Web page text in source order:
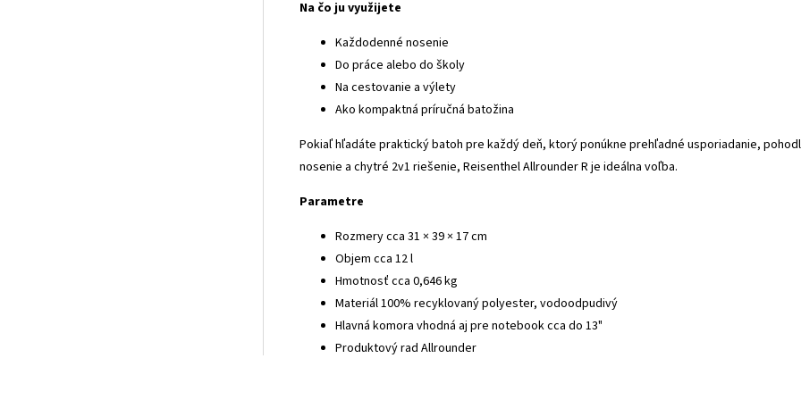
Na čo ju využijete
Každodenné nosenie
Do práce alebo do školy
Na cestovanie a výlety
Ako kompaktná príručná batožina
Pokiaľ hľadáte praktický batoh pre každý deň, ktorý ponúkne prehľadné usporiadanie,
nosenie a chytré 2v1 riešenie, Reisenthel Allrounder R je ideálna voľba.
Parametre
Rozmery cca 31 × 39 × 17 cm
Objem cca 12 l
Hmotnosť cca 0,646 kg
Materiál 100% recyklovaný polyester, vodoodpudivý
Hlavná komora vhodná aj pre notebook cca do 13"
Produktový rad Allrounder